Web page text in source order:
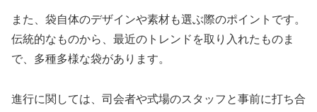
また、袋自体のデザインや素材も選ぶ際のポイントです。
伝統的なものから、最近のトレンドを取り入れたものま
で、多種多様な袋があります。
進行に関しては、司会者や式場のスタッフと事前に打ち合